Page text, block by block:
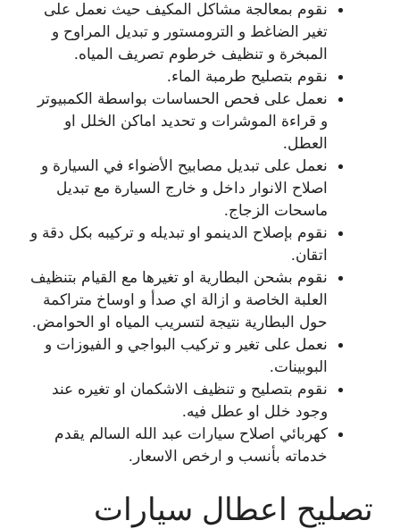
نقوم بمعالجة مشاكل المكيف حيث نعمل على
تغير الضاغط و الترومستور و تبديل المراوح و
المبخرة و تنظيف خرطوم تصريف المياه.
نقوم بتصليح طرمبة الماء.
نعمل على فحص الحساسات بواسطة الكمبيوتر
و قراءة الموشرات و تحديد اماكن الخلل او
العطل.
نعمل على تبديل مصابيح الأضواء في السيارة و
اصلاح الانوار داخل و خارج السيارة مع تبديل
ماسحات الزجاج.
نقوم بإصلاح الدينمو او تبديله و تركيبه بكل دقة و
اتقان.
نقوم بشحن البطارية او تغيرها مع القيام بتنظيف
العلبة الخاصة و ازالة اي صدأ و اوساخ متراكمة
حول البطارية نتيجة لتسريب المياه او الحوامض.
نعمل على تغير و تركيب البواجي و الفيوزات و
البوبينات.
نقوم بتصليح و تنظيف الاشكمان او تغيره عند
وجود خلل او عطل فيه.
كهربائي اصلاح سيارات عبد الله السالم يقدم
خدماته بأنسب و ارخص الاسعار.
تصليح اعطال سيارات